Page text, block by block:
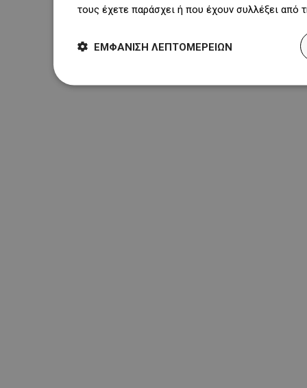
τους έχετε παράσχει ή που έχουν συλλέξει
ΕΜΦΆΝΙΣΗ ΛΕΠΤΟΜΕΡΕΙΏΝ